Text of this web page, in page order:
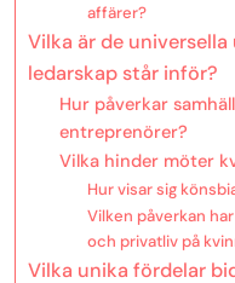
affärer?
Vilka är de
ledarskap står inför?
Hur påverkar
entreprenörer?
Vilka hinder möter
Hur visar sig
Vilken påverkan
och privatliv på
Vilka unika fördelar